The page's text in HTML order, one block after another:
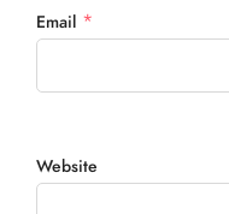
Email *
Website